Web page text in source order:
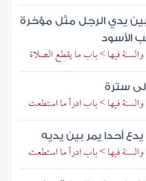
يدي الرجل مثل مؤخرة
الأسود
فيها > باب ما يقطع الصلاة
سترة
فيها > باب ادرأ ما استطعت
أحدا يمر بين يديه
فيها > باب ادرأ ما استطعت